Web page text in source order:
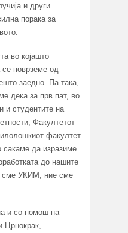
и други
порака за
во којашто
поврземе од
заедно. Па така,
дека за прв пат, во
и студентите на
Факултетот
факултет
да изразиме
до нашите
сме УКИМ, ние сме
и со помош на
Црнокрак,